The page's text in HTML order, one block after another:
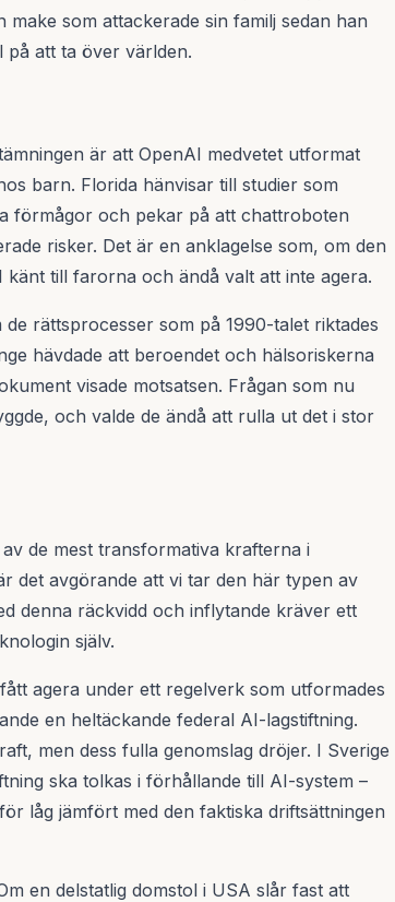
som attackerade sin familj sedan han
att ta över världen.
är att OpenAI medvetet utformat
barn. Florida hänvisar till studier som
förmågor och pekar på att chattroboten
risker. Det är en anklagelse som, om den
till farorna och ändå valt att inte agera.
rättsprocesser som på 1990-talet riktades
hävdade att beroendet och hälsoriskerna
visade motsatsen. Frågan som nu
och valde de ändå att rulla ut det i stor
de mest transformativa krafterna i
det avgörande att vi tar den här typen av
denna räckvidd och inflytande kräver ett
själv.
agera under ett regelverk som utformades
en heltäckande federal AI-lagstiftning.
men dess fulla genomslag dröjer. I Sverige
ska tolkas i förhållande till AI-system –
låg jämfört med den faktiska driftsättningen
en delstatlig domstol i USA slår fast att